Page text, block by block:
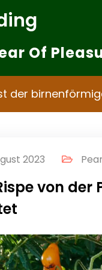
Of
der
2023
von der